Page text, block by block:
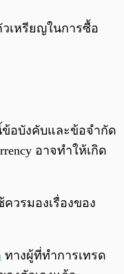
เหรียญในการซื้อ
อบังคับและข้อจำกัด
อาจทำให้เกิด
วรมองเรื่องของ
ทางผู้ที่ทำการเทรด